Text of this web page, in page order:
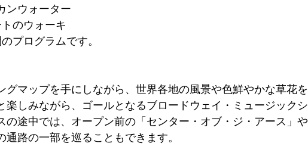
ンウォーター
のウォーキ
プログラムです。
グマップを手にしながら、世界各地の風景や色鮮やかな草花を
楽しみながら、ゴールとなるブロードウェイ・ミュージックシ
の途中では、オープン前の「センター・オブ・ジ・アース」や
通路の一部を巡ることもできます。